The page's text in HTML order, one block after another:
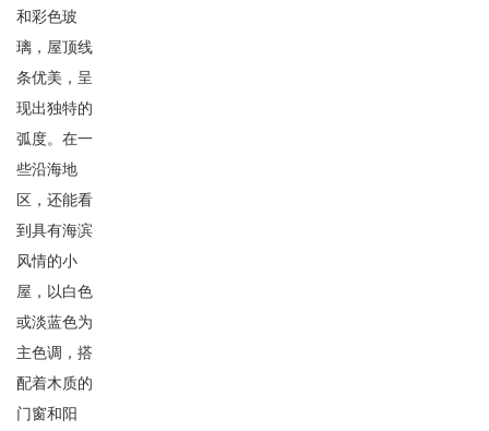
和彩色玻
璃，屋顶线
条优美，呈
现出独特的
弧度。在一
些沿海地
区，还能看
到具有海滨
风情的小
屋，以白色
或淡蓝色为
主色调，搭
配着木质的
门窗和阳